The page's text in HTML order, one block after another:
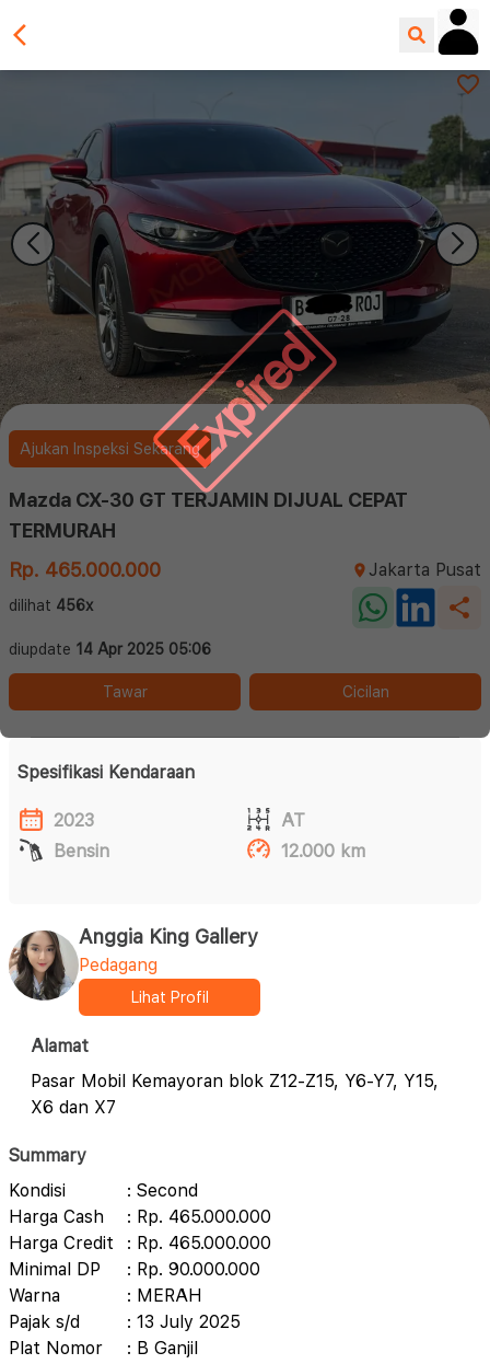
Expired
Ajukan Inspeksi Sekarang
Mazda CX-30 GT TERJAMIN DIJUAL CEPAT
TERMURAH
Rp. 465.000.000
Jakarta Pusat
dilihat 456x
diupdate 14 Apr 2025 05:06
Tawar Cicilan
Spesifikasi Kendaraan
2023
AT
Bensin
12.000 km
Anggia King Gallery
Pedagang
Lihat Profil
Alamat
Pasar Mobil Kemayoran blok Z12-Z15, Y6-Y7, Y15,
X6 dan X7
Summary
Kondisi
: Second
Harga Cash
: Rp. 465.000.000
Harga Credit
: Rp. 465.000.000
Minimal DP
: Rp. 90.000.000
Warna
: MERAH
Pajak s/d
: 13 July 2025
Plat Nomor
: B Ganjil